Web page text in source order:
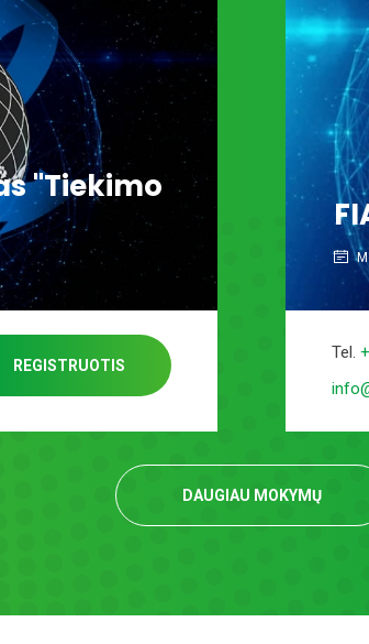
"Tiekimo
REGISTRUOTIS
Tel.
DAUGIAU MOKYMŲ